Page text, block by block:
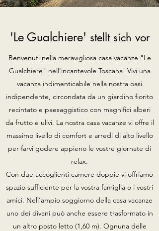
'Le Gualchiere' stellt sich vor
Benvenuti nella meravigliosa casa vacanze "Le
Gualchiere" nell'incantevole Toscana! Vivi una
vacanza indimenticabile nella nostra oasi
indipendente, circondata da un giardino fiorito
recintato e paesaggistico con magnifici alberi
da frutto e ulivi. La nostra casa vacanze vi offre il
massimo livello di comfort e arredi di alto livello
per farvi godere appieno le vostre giornate di
relax.
Con due accoglienti camere doppie vi offriamo
spazio sufficiente per la vostra famiglia o i vostri
amici. Nell'ampio soggiorno della casa vacanze
uno dei divani può anche essere trasformato in
un altro posto letto (1,60 m). Ognuna delle